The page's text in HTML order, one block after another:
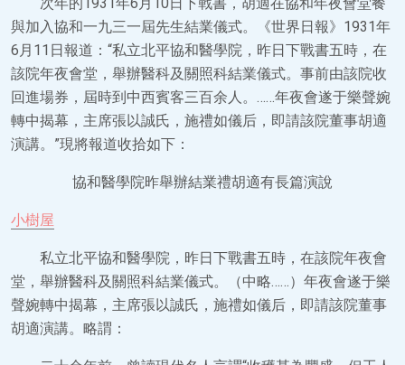
與加入協和一九三一屆先生結業儀式。《世界日報》1931年
6月11日報道：“私立北平協和醫學院，昨日下戰書五時，在
該院年夜會堂，舉辦醫科及關照科結業儀式。事前由該院收
回進場券，屆時到中西賓客三百余人。……年夜會遂于樂聲婉
轉中揭幕，主席張以誠氏，施禮如儀后，即請該院董事胡適
演講。”現將報道收拾如下：
協和醫學院昨舉辦結業禮胡適有長篇演說
小樹屋
私立北平協和醫學院，昨日下戰書五時，在該院年夜會
堂，舉辦醫科及關照科結業儀式。（中略……）年夜會遂于樂
聲婉轉中揭幕，主席張以誠氏，施禮如儀后，即請該院董事
胡適演講。略謂：